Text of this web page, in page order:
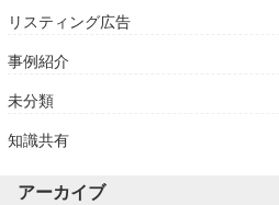
リスティング広告
事例紹介
未分類
知識共有
アーカイブ